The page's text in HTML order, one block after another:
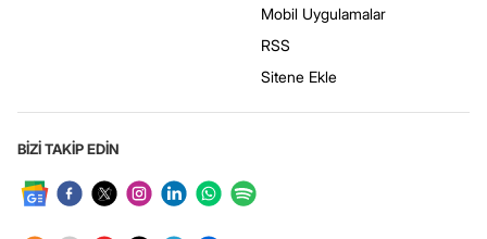
Mobil Uygulamalar
RSS
Sitene Ekle
BİZİ TAKİP EDİN